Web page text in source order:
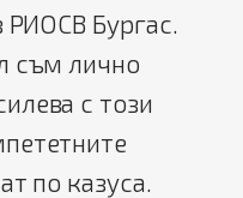
РИОСВ Бургас.
съм лично
с този
по казуса.